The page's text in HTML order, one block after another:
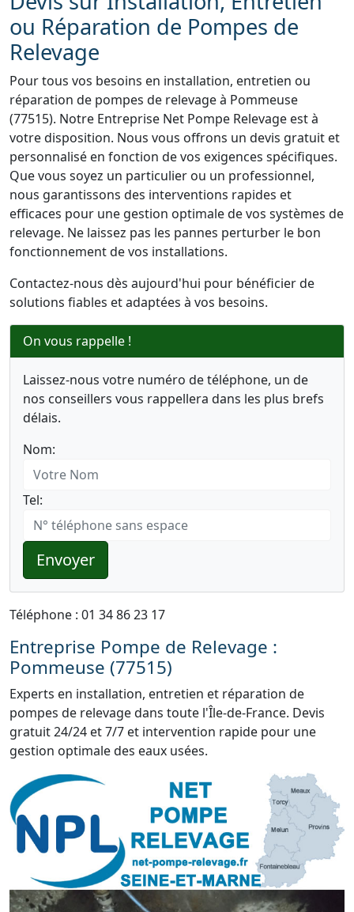
ou Réparation de Pompes de
Relevage
Pour tous vos besoins en installation, entretien ou
réparation de pompes de relevage à Pommeuse
(77515). Notre Entreprise Net Pompe Relevage est à
votre disposition. Nous vous offrons un devis gratuit et
personnalisé en fonction de vos exigences spécifiques.
Que vous soyez un particulier ou un professionnel,
nous garantissons des interventions rapides et
efficaces pour une gestion optimale de vos systèmes de
relevage. Ne laissez pas les pannes perturber le bon
fonctionnement de vos installations.
Contactez-nous dès aujourd'hui pour bénéficier de
solutions fiables et adaptées à vos besoins.
On vous rappelle !
Laissez-nous votre numéro de téléphone, un de
nos conseillers vous rappellera dans les plus brefs
délais.
Nom:
Tel:
Envoyer
Téléphone : 01 34 86 23 17
Entreprise Pompe de Relevage :
Pommeuse (77515)
Experts en installation, entretien et réparation de
pompes de relevage dans toute l'Île-de-France. Devis
gratuit 24/24 et 7/7 et intervention rapide pour une
gestion optimale des eaux usées.